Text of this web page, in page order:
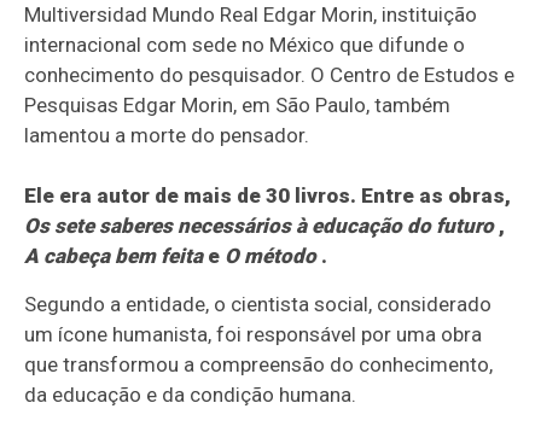
Multiversidad Mundo Real Edgar Morin, instituição
internacional com sede no México que difunde o
conhecimento do pesquisador. O Centro de Estudos e
Pesquisas Edgar Morin, em São Paulo, também
lamentou a morte do pensador.
Ele era autor de mais de 30 livros. Entre as obras,
Os sete saberes necessários à educação do futuro,
A cabeça bem feitae O método.
Segundo a entidade, o cientista social, considerado
um ícone humanista, foi responsável por uma obra
que transformou a compreensão do conhecimento,
da educação e da condição humana.